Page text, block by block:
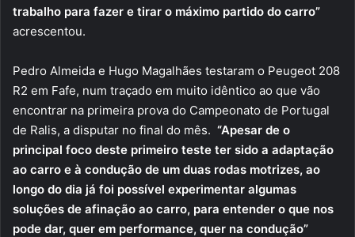
trabalho para fazer e tirar o máximo partido do carro”
acrescentou.
Pedro Almeida e Hugo Magalhães testaram o Peugeot 208
R2 em Fafe, num traçado em muito idêntico ao que vão
encontrar na primeira prova do Campeonato de Portugal
de Ralis, a disputar no final do mês. “Apesar de o
principal foco deste primeiro teste ter sido a adaptação
ao carro e à condução de um duas rodas motrizes, ao
longo do dia já foi possível experimentar algumas
soluções de afinação ao carro, para entender o que nos
pode dar, quer em performance, quer na condução”